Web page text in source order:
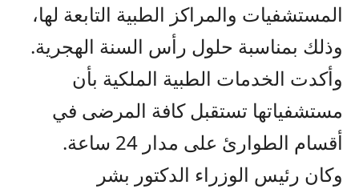
المستشفيات والمراكز الطبية التابعة لها،
وذلك بمناسبة حلول رأس السنة الهجرية.
وأكدت الخدمات الطبية الملكية بأن
مستشفياتها تستقبل كافة المرضى في
أقسام الطوارئ على مدار 24 ساعة.
وكان رئيس الوزراء الدكتور بشر